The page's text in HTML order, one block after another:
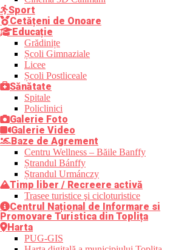
Sport
Cetățeni de Onoare
Educație
Grădinițe
Școli Gimnaziale
Licee
Școli Postliceale
Sănătate
Spitale
Policlinici
Galerie Foto
Galerie Video
Baze de Agrement
Centru Wellness – Băile Banffy
Ștrandul Bánffy
Ștrandul Urmánczy
Timp liber / Recreere activă
Trasee turistice şi cicloturistice
Centrul Național de Informare si
Promovare Turistica din Toplița
Harta
PUG-GIS